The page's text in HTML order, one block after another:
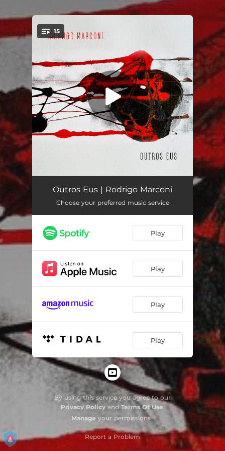
You're all set!
15
O Assinalado 04:38
Eram dias Grávidos de Sons e Poesia I 02:45
Eram dias Grávidos de Sons e Poesia II 04:11
Apolo e Dionísio no Templo das Musas I
Apolo e Dionísio no Templo das Musas II 05:43
Canção da Mais Alta Torre 08:52
Os Três Rapazes de Viena II: Berg 02:05
O Lado Mágico das Coisas 09:30
Polaroids I - City Lights 02:44
Polaroids II - Childrens 04:13
04:52
Outros Eus | Rodrigo Marconi
Choose your preferred music service
Play
Play
Play
Play
By using this service you agree to our
Privacy Policyand Terms Of Use.
Manage your permissions
Report a Problem